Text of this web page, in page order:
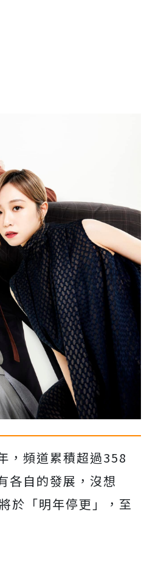
，頻道累積超過358
各自的發展，沒想
於「明年停更」，至